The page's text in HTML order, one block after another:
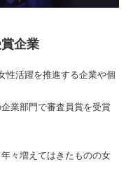
企業
性活躍を推進する企業や個
企業部門で審査員賞を受賞
々増えてはきたものの女